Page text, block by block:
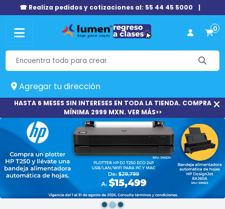
☎ Realiza pedidos y cotizaciones al: 55 44 45 5000 |
0
Agregar tu dirección
HASTA 6 MESES SIN INTERESES EN TODA LA TIENDA. COMPRA
MÍNIMA 2999 MXN. VER MÁS>>